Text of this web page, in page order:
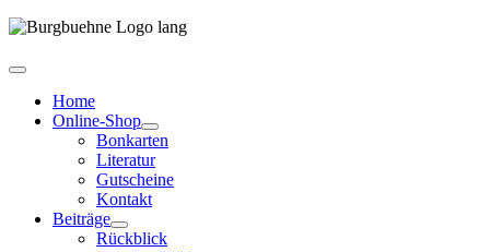
Home
Online-Shop
Bonkarten
Literatur
Gutscheine
Kontakt
Beiträge
Rückblick